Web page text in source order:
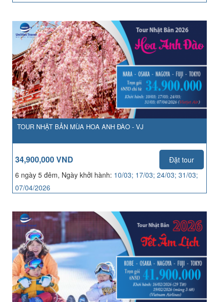
TOUR NHẬT BẢN MÙA HOA ANH ĐÀO - VJ
34,900,000 VND
Đặt tour
6 ngày 5 đêm, Ngày khởi hành: 10/03; 17/03; 24/03; 31/03;
07/04/2026